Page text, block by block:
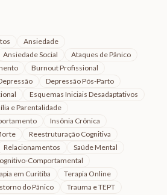
Ansiedade
Ansiedade Social
Ataques de Pânico
Burnout Profissional
Depressão Pós-Parto
Esquemas Iniciais Desadaptativos
e Parentalidade
Insônia Crônica
Reestruturação Cognitiva
Relacionamentos
Saúde Mental
Comportamental
em Curitiba
Terapia Online
do Pânico Trauma e TEPT